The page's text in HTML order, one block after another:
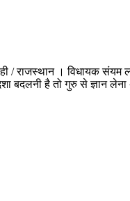
राजस्थान । विधायक संयम
बदलनी है तो गुरु से ज्ञान